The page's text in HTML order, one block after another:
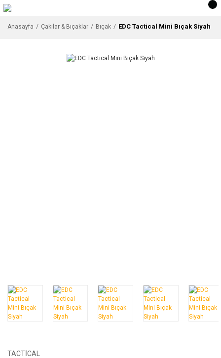
Anasayfa Çakılar & Bıçaklar Bıçak EDC Tactical Mini Bıçak Siyah
TACTICAL